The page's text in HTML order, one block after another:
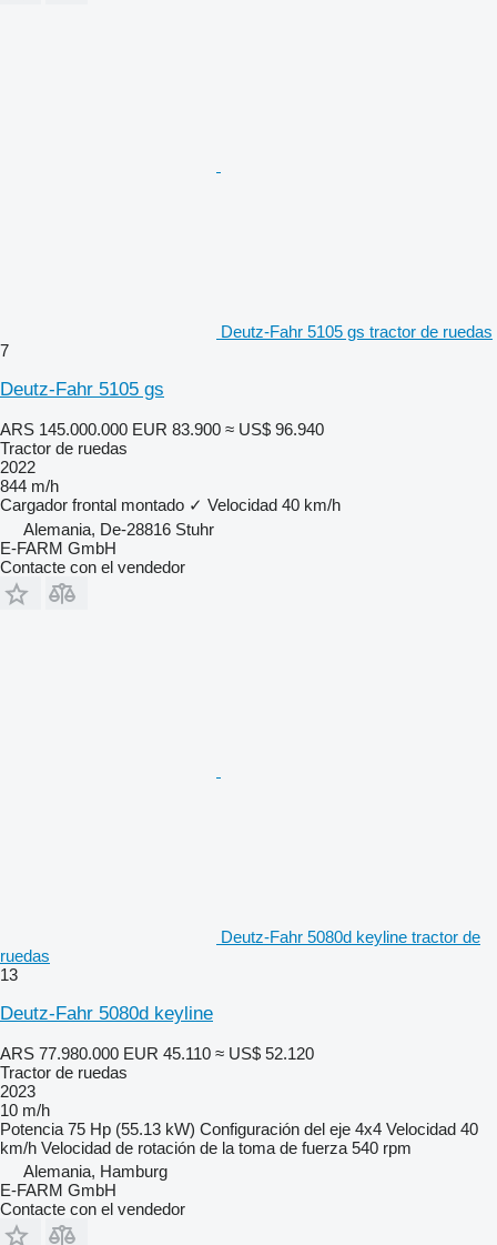
Deutz-Fahr 5105 gs tractor de ruedas
7
Deutz-Fahr 5105 gs
ARS 145.000.000 EUR 83.900 ≈ US$ 96.940
Tractor de ruedas
2022
844 m/h
Cargador frontal montado ✓ Velocidad 40 km/h
Alemania, De-28816 Stuhr
E-FARM GmbH
Contacte con el vendedor
Deutz-Fahr 5080d keyline tractor de
ruedas
13
Deutz-Fahr 5080d keyline
ARS 77.980.000 EUR 45.110 ≈ US$ 52.120
Tractor de ruedas
2023
10 m/h
Potencia 75 Hp (55.13 kW) Configuración del eje 4x4 Velocidad 40
km/h Velocidad de rotación de la toma de fuerza 540 rpm
Alemania, Hamburg
E-FARM GmbH
Contacte con el vendedor